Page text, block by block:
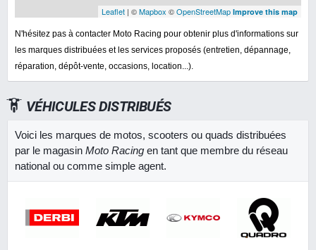
Leaflet | ©Mapbox ©OpenStreetMap Improve this map
N'hésitez pas à contacter Moto Racing pour obtenir plus d'informations sur
les marques distribuées et les services proposés (entretien, dépannage,
réparation, dépôt-vente, occasions, location...).
VÉHICULES DISTRIBUÉS
Voici les marques de motos, scooters ou quads distribuées
par le magasin Moto Racing en tant que membre du réseau
national ou comme simple agent.